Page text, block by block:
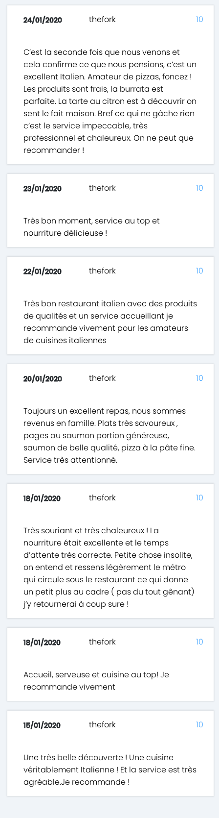
24/01/2020 thefork
C’est la seconde fois que nous venons et
cela confirme ce que nous pensions, c’est un
excellent Italien. Amateur de pizzas, foncez !
Les produits sont frais, la burrata est
parfaite. La tarte au citron est à découvrir on
sent le fait maison. Bref ce qui ne gâche rien
c’est le service impeccable, très
professionnel et chaleureux. On ne peut que
recommander !
10
23/01/2020 thefork
Très bon moment, service au top et
nourriture délicieuse !
10
22/01/2020 thefork
Très bon restaurant italien avec des produits
de qualités et un service accueillant je
recommande vivement pour les amateurs
de cuisines italiennes
10
20/01/2020 thefork
Toujours un excellent repas, nous sommes
revenus en famille. Plats très savoureux ,
pages au saumon portion généreuse,
saumon de belle qualité, pizza à la pâte fine.
Service très attentionné.
10
18/01/2020 thefork
Très souriant et très chaleureux ! La
nourriture était excellente et le temps
d’attente très correcte. Petite chose insolite,
on entend et ressens légèrement le métro
qui circule sous le restaurant ce qui donne
un petit plus au cadre ( pas du tout gênant)
j’y retournerai à coup sure !
10
18/01/2020 thefork
Accueil, serveuse et cuisine au top! Je
recommande vivement
10
15/01/2020 thefork
Une très belle découverte ! Une cuisine
véritablement Italienne ! Et la service est très
agréable.Je recommande !
10